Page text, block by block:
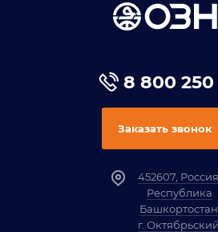
8 800 250
Заказать звонок
452607, Россия,
Республика
Башкортостан,
г. Октябрьский,